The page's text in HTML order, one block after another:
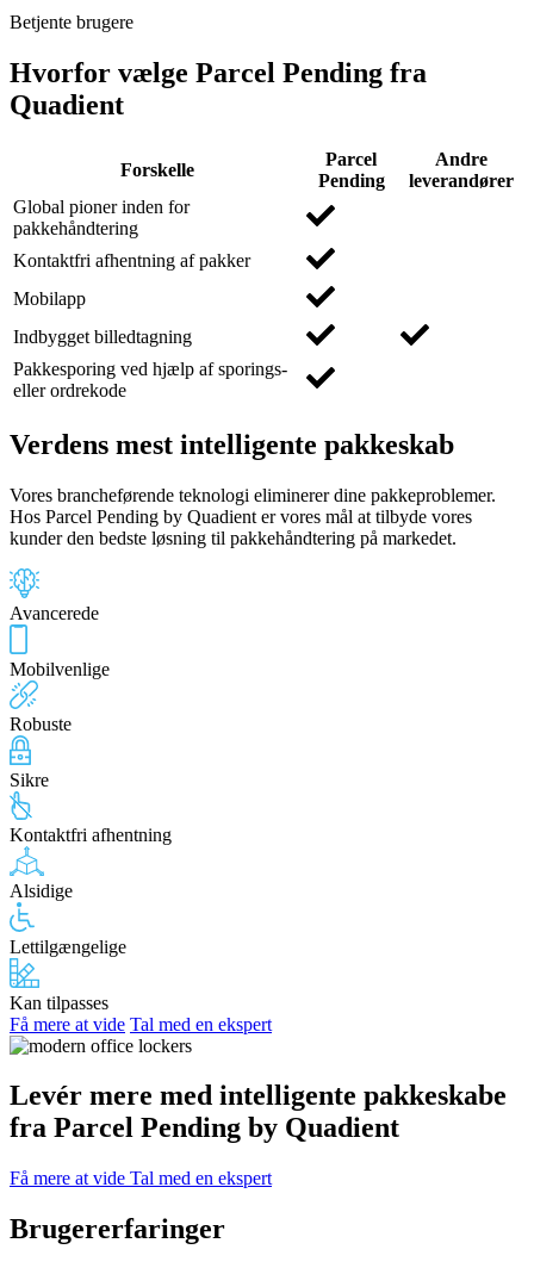
Betjente brugere
Hvorfor vælge Parcel Pending fra
Quadient
Forskelle
Parcel
Pending
Andre
leverandører
Global pioner inden for
pakkehåndtering
Kontaktfri afhentning af pakker
Mobilapp
Indbygget billedtagning
Pakkesporing ved hjælp af sporings-
eller ordrekode
Verdens mest intelligente pakkeskab
Vores brancheførende teknologi eliminerer dine pakkeproblemer.
Hos Parcel Pending by Quadient er vores mål at tilbyde vores
kunder den bedste løsning til pakkehåndtering på markedet.
Avancerede
Mobilvenlige
Robuste
Sikre
Kontaktfri afhentning
Alsidige
Lettilgængelige
Kan tilpasses
Få mere at vide Tal med en ekspert
Levér mere med intelligente pakkeskabe
fra Parcel Pending by Quadient
Få mere at vide Tal med en ekspert
Brugererfaringer